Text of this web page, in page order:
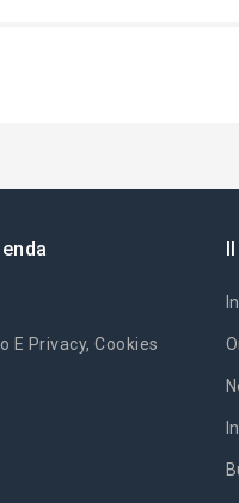
E Privacy, Cookies